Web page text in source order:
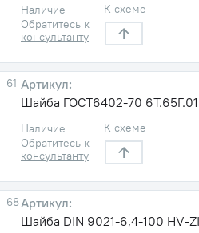
Наличие
Обратитесь к
консультанту
К схеме
61
Шайба ГОСТ6402-70
Наличие
Обратитесь к
консультанту
К схеме
68
Шайба DIN 9021-6,4-100 HV-